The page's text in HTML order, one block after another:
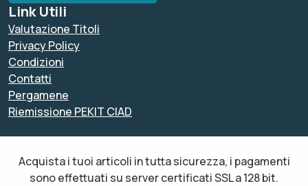
Link Utili
Valutazione Titoli
Privacy Policy
Condizioni
Contatti
Pergamene
Riemissione PEKIT CIAD
Acquista i tuoi articoli in tutta sicurezza, i pagamenti
sono effettuati su server certificati SSL a 128 bit.